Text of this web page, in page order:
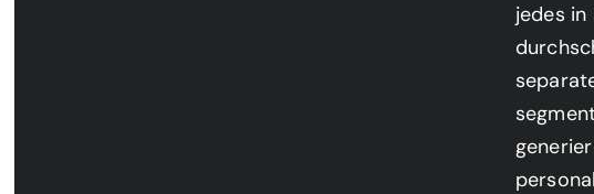
jedes
Webseiten
Sichere dir jetzt kostenlosen
und erhalte das Modul
durch und lerne, wie du deine
Vorkenntnisse erstellen kannst.